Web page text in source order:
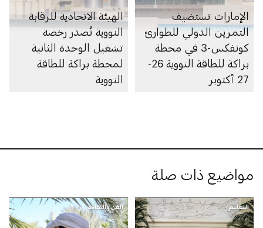
الإمارات تستضيف
التمرين الدولي للطوارئ
كونفكس-3 في محطة
براكة للطاقة النووية 26-
27 أكتوبر
الهيئة الاتحادية للرقابة
النووية تُصدر رخصة
تشغيل الوحدة الثانية
لمحطة براكة للطاقة
النووية
مواضيع ذات صلة
التعليم الفن والثقافة